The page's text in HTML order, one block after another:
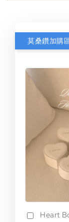
莫桑鑽加購
Heart